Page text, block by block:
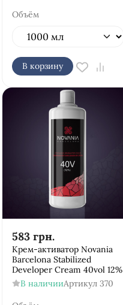
Объём
В корзину
583 грн.
Крем-активатор Novania
Barcelona Stabilized
Developer Cream 40vol 12%
В наличииАртикул 370